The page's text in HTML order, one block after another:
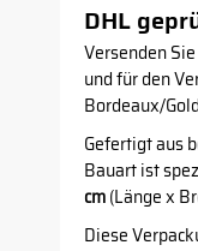
DHL
Versenden
und für den
Bordeaux/
Gefertigt aus
Bauart ist
cm(Länge x
Diese